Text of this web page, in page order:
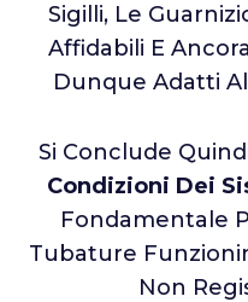
Sigilli, Le
Affidabili E
Dunque Adatti
Si Conclude
Condizioni Dei
Fondamentale
Tubature
Non